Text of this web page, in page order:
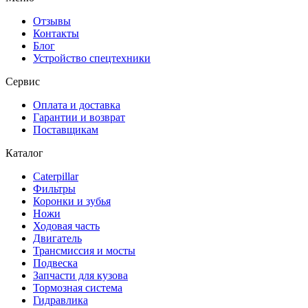
Отзывы
Контакты
Блог
Устройство спецтехники
Сервис
Оплата и доставка
Гарантии и возврат
Поставщикам
Каталог
Caterpillar
Фильтры
Коронки и зубья
Ножи
Ходовая часть
Двигатель
Трансмиссия и мосты
Подвеска
Запчасти для кузова
Тормозная система
Гидравлика